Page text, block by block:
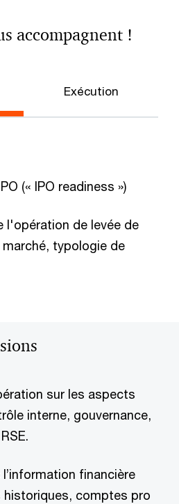
accompagnent !
Exécution
(« IPO readiness »)
l'opération de levée de
typologie de
sur les aspects
interne, gouvernance,
financière
historiques, comptes pro